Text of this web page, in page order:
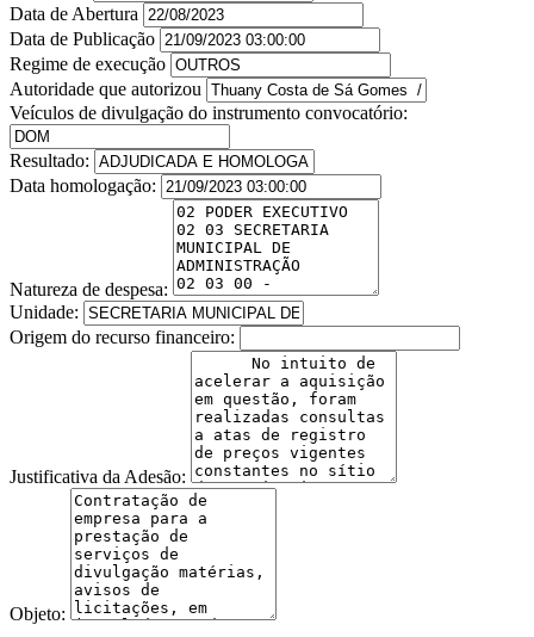
Data de Abertura
Data de Publicação
Regime de execução
Autoridade que autorizou
Veículos de divulgação do instrumento convocatório:
Resultado:
Data homologação:
Natureza de despesa:
Unidade:
Origem do recurso financeiro:
Justificativa da Adesão:
Objeto: